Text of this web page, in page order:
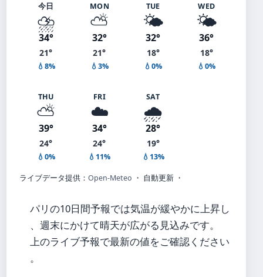
今日
⛈️
34°
21°
💧8%
MON
⛅
32°
21°
💧3%
TUE
🌤️
32°
18°
💧0%
WED
🌤️
36°
18°
💧0%
THU
⛅
39°
24°
💧0%
FRI
☁️
34°
24°
💧11%
SAT
🌧️
28°
19°
💧13%
ライブデータ提供： Open-Meteo ・ 自動更新 ・
パリの10日間予報では気温が緩やかに上昇し
、週末にかけて晴天が広がる見込みです。
上のライブ予報で最新の値をご確認ください
。